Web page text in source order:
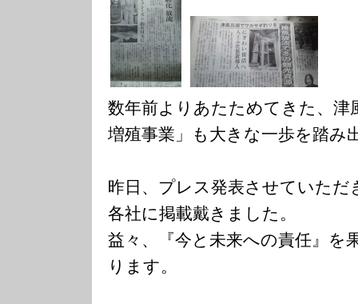
数年前よりあたためてきた、津
増殖事業」も大きな一歩を踏み
昨日、プレス発表させていただ
各社に掲載戴きました。
益々、『今と未来への責任』を
ります。